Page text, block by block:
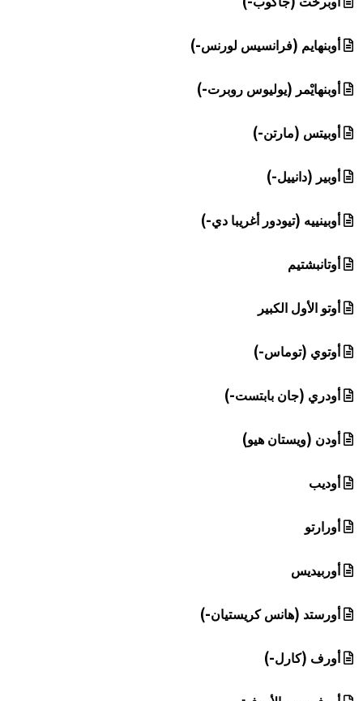
أوبنهايم (فرانسيس لورنس-)
أوبنهايْمر (يوليوس روبرت-)
أوبيتس (مارتن-)
أوبير (دانييل-)
أوبينييه (تيودور أغريبا دي-)
أوتانبشتيم
أوتو الأول الكبير
أوتوي (توماس-)
أودري (جان بابتست-)
أودن (ويستان هيو)
أوديب
أورارتو
أوربيديس
أورستد (هانس كريستيان-)
أورف (كارل-)